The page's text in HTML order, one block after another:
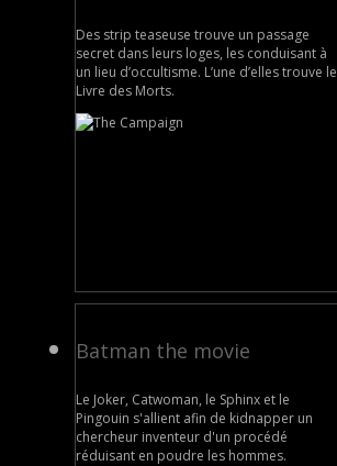
Des strip teaseuse trouve un passage
secret dans leurs loges, les conduisant à
un lieu d’occultisme. L’une d’elles trouve le
Livre des Morts.
Batman the movie
Le Joker, Catwoman, le Sphinx et le
Pingouin s'allient afin de kidnapper un
chercheur inventeur d'un procédé
réduisant en poudre les hommes.